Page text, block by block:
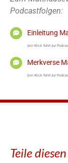
Podcastfolgen:
Einleitung
(ein Klick führt zur
Merkverse
(ein Klick führt zur
Teile diesen